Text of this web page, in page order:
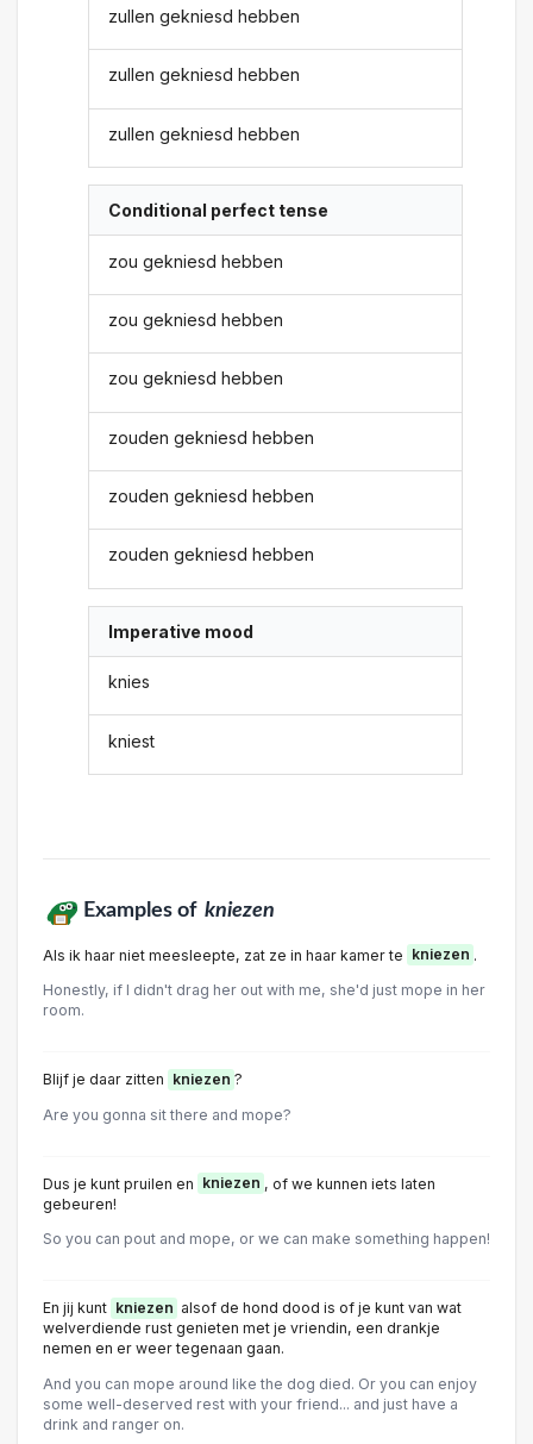
zullen gekniesd hebben
zullen gekniesd hebben
zullen gekniesd hebben
Conditional perfect tense
zou gekniesd hebben
zou gekniesd hebben
zou gekniesd hebben
zouden gekniesd hebben
zouden gekniesd hebben
zouden gekniesd hebben
Imperative mood
knies
kniest
Examples of kniezen
Als ik haar niet meesleepte, zat ze in haar kamer te kniezen .
Honestly, if I didn't drag her out with me, she'd just mope in her
room.
Blijf je daar zitten kniezen ?
Are you gonna sit there and mope?
Dus je kunt pruilen en kniezen , of we kunnen iets laten
gebeuren!
So you can pout and mope, or we can make something happen!
En jij kunt kniezen alsof de hond dood is of je kunt van wat
welverdiende rust genieten met je vriendin, een drankje
nemen en er weer tegenaan gaan.
And you can mope around like the dog died. Or you can enjoy
some well-deserved rest with your friend... and just have a
drink and ranger on.